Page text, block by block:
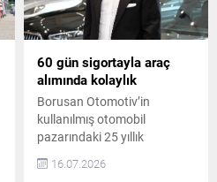
marka, “For Family, For
Champion” yaklaşımıyla aile,
güven ve yol arkadaşlığı
kavramlarını dünya
genelinde daha geniş
kitlelere ulaştırıyor.
Yerelleşme...
60 gün sigortayla araç
alımında kolaylık
Borusan Otomotiv’in
kullanılmış otomobil
pazarındaki 25 yıllık
tecrübesiyle hizmet veren
B2B ihale platformu Borusan
16.07.2026